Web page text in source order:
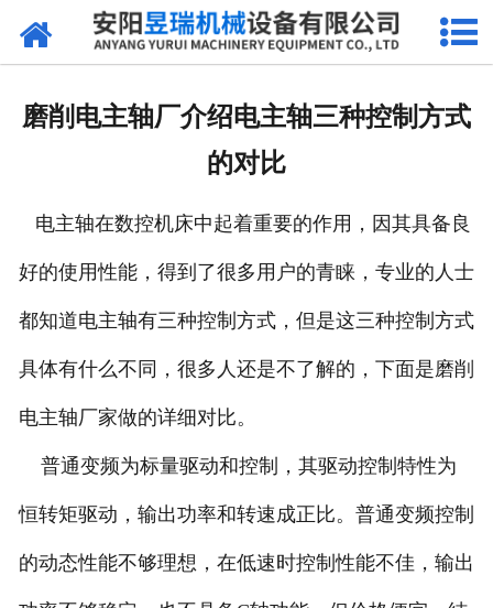
网站首页
联系我们
磨削电主轴厂介绍电主轴三种控制方式
的对比
电主轴在数控机床中起着重要的作用，因其具备良
好的使用性能，得到了很多用户的青睐，专业的人士
都知道电主轴有三种控制方式，但是这三种控制方式
具体有什么不同，很多人还是不了解的，下面是磨削
电主轴厂家做的详细对比。
普通变频为标量驱动和控制，其驱动控制特性为
恒转矩驱动，输出功率和转速成正比。普通变频控制
的动态性能不够理想，在低速时控制性能不佳，输出